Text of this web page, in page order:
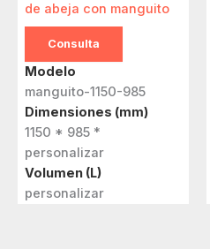
de abeja con manguito
Consulta
Modelo
manguito-1150-985
Dimensiones (mm)
1150 * 985 *
personalizar
Volumen (L)
personalizar